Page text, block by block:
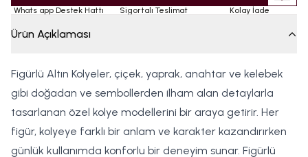
Whats app Destek Hattı Sigortalı Teslimat Kolay İade
Ürün Açıklaması
Figürlü Altın Kolyeler, çiçek, yaprak, anahtar ve kelebek
gibi doğadan ve sembollerden ilham alan detaylarla
tasarlanan özel kolye modellerini bir araya getirir. Her
figür, kolyeye farklı bir anlam ve karakter kazandırırken
günlük kullanımda konforlu bir deneyim sunar. Figürlü